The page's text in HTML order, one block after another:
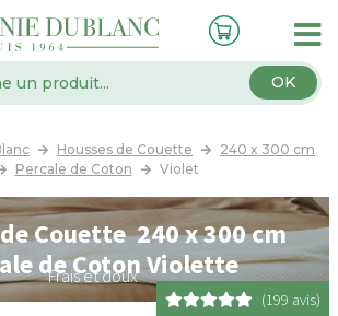
OK
Housses de Couette
240 x 300 cm
Percale de Coton
Violet
Couette 240 x 300 cm
de Coton Violette
Frais et doux
(199 avis)